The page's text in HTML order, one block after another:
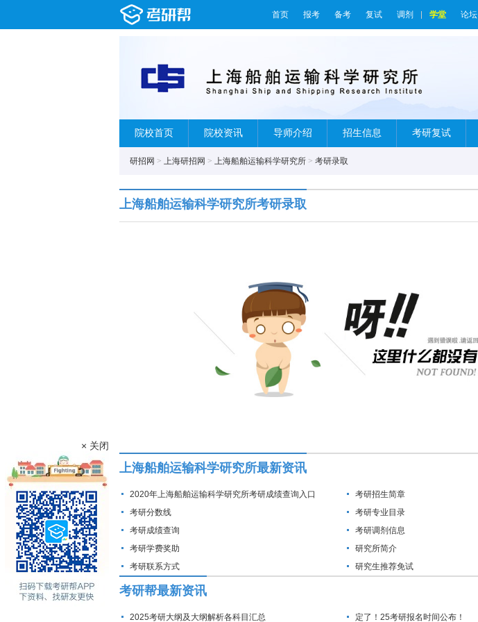
首页 报考 备考 复试 调剂 学堂 论坛
院校首页 院校资讯 导师介绍 招生信息 考研复试
研招网 > 上海研招网 > 上海船舶运输科学研究所 > 考研录取
上海船舶运输科学研究所考研录取
上海船舶运输科学研究所最新资讯
2020年上海船舶运输科学研究所考研成绩查询入口
考研招生简章
考研分数线
考研专业目录
考研成绩查询
考研调剂信息
考研学费奖助
研究所简介
考研联系方式
研究生推荐免试
考研帮最新资讯
2025考研大纲及大纲解析各科目汇总 定了！25考研报名时间公布！
× 关闭